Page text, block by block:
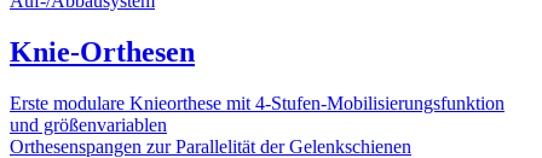
Knie-Orthesen
Erste modulare Knieorthese mit 4-Stufen-Mobilisierungsfunktion
und größenvariablen
Orthesenspangen zur Parallelität der Gelenkschienen